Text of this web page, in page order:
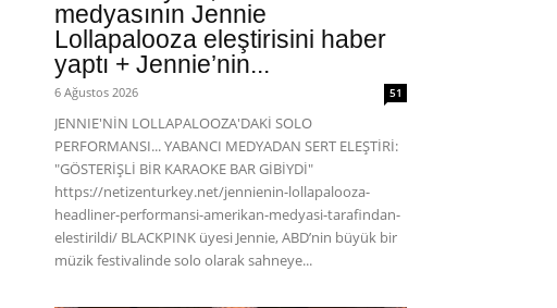
medyasının Jennie
Lollapalooza eleştirisini haber
yaptı + Jennie’nin...
6 Ağustos 2026 51
JENNIE'NİN LOLLAPALOOZA'DAKİ SOLO
PERFORMANSI... YABANCI MEDYADAN SERT ELEŞTİRİ:
"GÖSTERİŞLİ BİR KARAOKE BAR GİBİYDİ"
https://netizenturkey.net/jennienin-lollapalooza-
headliner-performansi-amerikan-medyasi-tarafindan-
elestirildi/ BLACKPINK üyesi Jennie, ABD’nin büyük bir
müzik festivalinde solo olarak sahneye...